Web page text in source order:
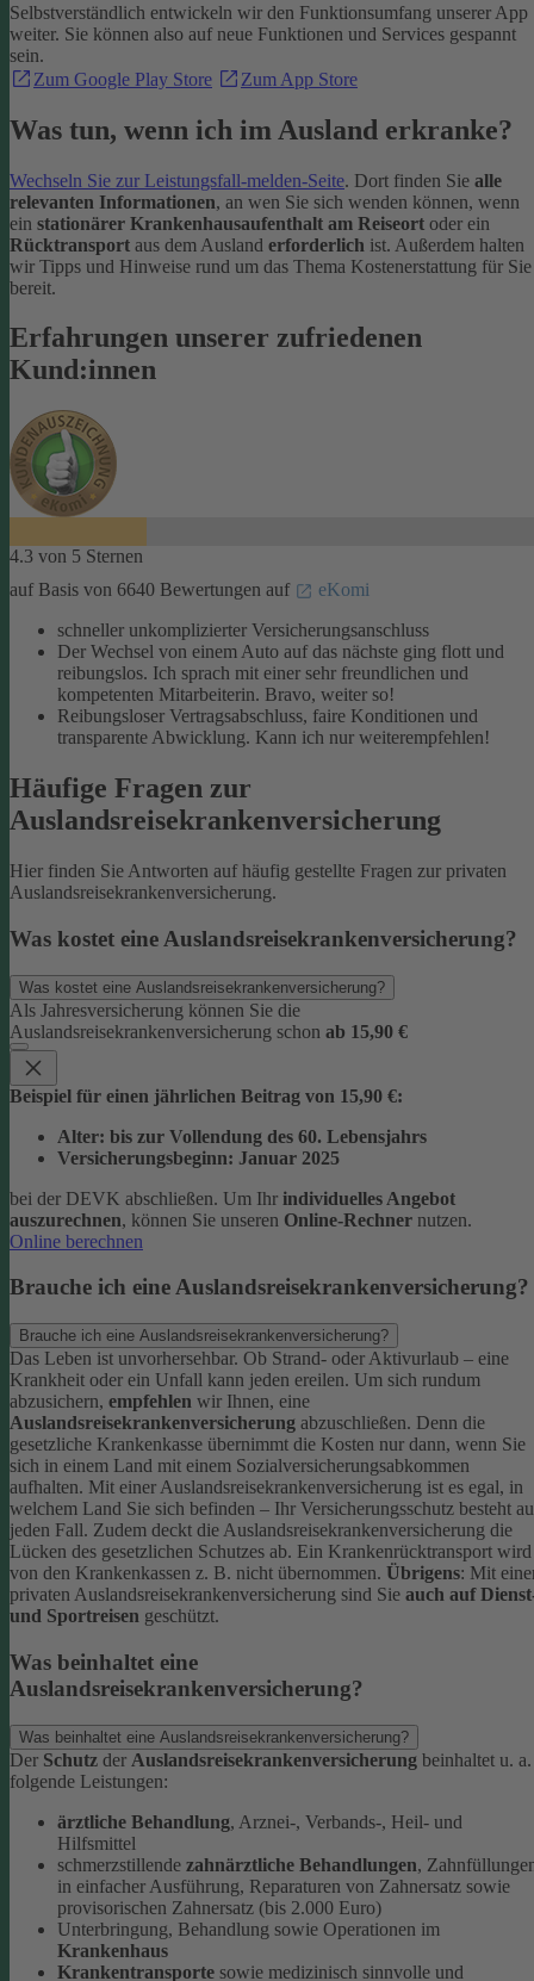
Selbstverständlich entwickeln wir den Funktionsumfang unserer App
weiter. Sie können also auf neue Funktionen und Services gespannt
sein.
Zum Google Play Store
Zum App Store
Was tun, wenn ich im Ausland erkranke?
Wechseln Sie zur Leistungsfall-melden-Seite. Dort finden Sie alle
relevanten Informationen, an wen Sie sich wenden können, wenn
ein stationärer Krankenhausaufenthalt am Reiseort oder ein
Rücktransport aus dem Ausland erforderlich ist. Außerdem halten
wir Tipps und Hinweise rund um das Thema Kostenerstattung für Sie
bereit.
Erfahrungen unserer zufriedenen
Kund:innen
4.3 von 5 Sternen
auf Basis von 6640 Bewertungen auf
eKomi
schneller unkomplizierter Versicherungsanschluss
Der Wechsel von einem Auto auf das nächste ging flott und
reibungslos. Ich sprach mit einer sehr freundlichen und
kompetenten Mitarbeiterin. Bravo, weiter so!
Reibungsloser Vertragsabschluss, faire Konditionen und
transparente Abwicklung. Kann ich nur weiterempfehlen!
Häufige Fragen zur
Auslandsreisekrankenversicherung
Hier finden Sie Antworten auf häufig gestellte Fragen zur privaten
Auslandsreisekrankenversicherung.
Was kostet eine Auslandsreisekrankenversicherung?
Was kostet eine Auslandsreisekrankenversicherung?
Als Jahresversicherung können Sie die
Auslandsreisekrankenversicherung schon ab 15,90 €
Beispiel für einen jährlichen Beitrag von 15,90 €:
Alter: bis zur Vollendung des 60. Lebensjahrs
Versicherungsbeginn: Januar 2025
bei der DEVK abschließen. Um Ihr individuelles Angebot
auszurechnen, können Sie unseren Online-Rechner nutzen.
Online berechnen
Brauche ich eine Auslandsreisekrankenversicherung?
Brauche ich eine Auslandsreisekrankenversicherung?
Das Leben ist unvorhersehbar. Ob Strand- oder Aktivurlaub – eine
Krankheit oder ein Unfall kann jeden ereilen. Um sich rundum
abzusichern, empfehlen wir Ihnen, eine
Auslandsreisekrankenversicherung abzuschließen. Denn die
gesetzliche Krankenkasse übernimmt die Kosten nur dann, wenn Sie
sich in einem Land mit einem Sozialversicherungsabkommen
aufhalten. Mit einer Auslandsreisekrankenversicherung ist es egal, in
welchem Land Sie sich befinden – Ihr Versicherungsschutz besteht
jeden Fall. Zudem deckt die Auslandsreisekrankenversicherung die
Lücken des gesetzlichen Schutzes ab. Ein Krankenrücktransport wird
von den Krankenkassen z. B. nicht übernommen. Übrigens: Mit
privaten Auslandsreisekrankenversicherung sind Sie auch auf
und Sportreisen geschützt.
Was beinhaltet eine
Auslandsreisekrankenversicherung?
Was beinhaltet eine Auslandsreisekrankenversicherung?
Der Schutz der Auslandsreisekrankenversicherung beinhaltet u. a.
folgende Leistungen:
ärztliche Behandlung, Arznei-, Verbands-, Heil- und
Hilfsmittel
schmerzstillende zahnärztliche Behandlungen,
in einfacher Ausführung, Reparaturen von Zahnersatz sowie
provisorischen Zahnersatz (bis 2.000 Euro)
Unterbringung, Behandlung sowie Operationen im
Krankenhaus
Krankentransporte sowie medizinisch sinnvolle und